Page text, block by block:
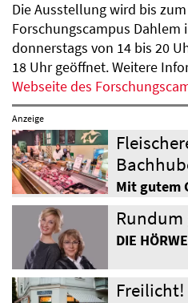
Die Ausstellung wird bis
Forschungscampus Dahlem
donnerstags von 14 bis 20
18 Uhr geöffnet. Weitere
Webseite des
Anzeige
Mit gutem
DIE